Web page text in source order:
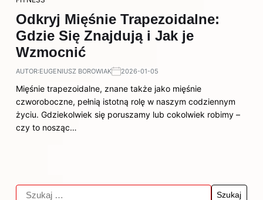
Odkryj Mięśnie Trapezoidalne:
Gdzie Się Znajdują i Jak je
Wzmocnić
AUTOR:EUGENIUSZ BOROWIAK 2026-01-05
Mięśnie trapezoidalne, znane także jako mięśnie
czworoboczne, pełnią istotną rolę w naszym codziennym
życiu. Gdziekolwiek się poruszamy lub cokolwiek robimy –
czy to nosząc…